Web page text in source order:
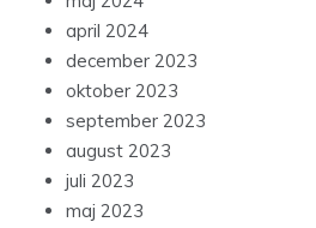
april 2024
december 2023
oktober 2023
september 2023
august 2023
juli 2023
maj 2023